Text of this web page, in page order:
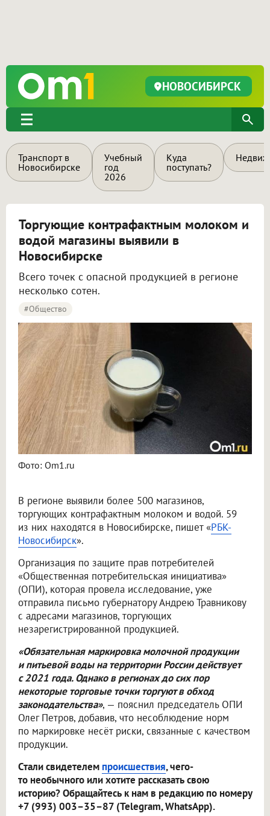
НОВОСИБИРСК
Транспорт в
Новосибирске
Учебный
год
2026
Куда
поступать?
Торгующие контрафактным молоком и
водой магазины выявили в
Новосибирске
Всего точек с опасной продукцией в регионе
несколько сотен.
#Общество
Фото: Om1.ru
В регионе выявили более 500 магазинов,
торгующих контрафактным молоком и водой. 59
из них находятся в Новосибирске, пишет «РБК-
Новосибирск».
Организация по защите прав потребителей
«Общественная потребительская инициатива»
(ОПИ), которая провела исследование, уже
отправила письмо губернатору Андрею Травникову
с адресами магазинов, торгующих
незарегистрированной продукцией.
«Обязательная маркировка молочной продукции
и питьевой воды на территории России действует
с 2021 года. Однако в регионах до сих пор
некоторые торговые точки торгуют в обход
законодательства», — пояснил председатель ОПИ
Олег Петров, добавив, что несоблюдение норм
по маркировке несёт риски, связанные с качеством
продукции.
Стали свидетелем происшествия, чего-
то необычного или хотите рассказать свою
историю? Обращайтесь к нам в редакцию по номеру
+7 (993) 003–35–87 (Telegram, WhatsApp).